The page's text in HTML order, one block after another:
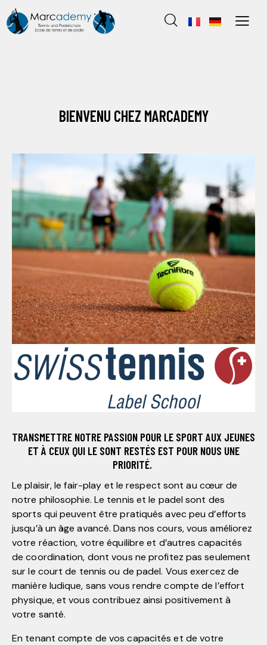
BIENVENU CHEZ MARCADEMY
TRANSMETTRE NOTRE PASSION POUR LE SPORT AUX JEUNES
ET À CEUX QUI LE SONT RESTÉS EST POUR NOUS UNE
PRIORITÉ.
Le plaisir, le fair-play et le respect sont au cœur de
notre philosophie. Le tennis et le padel sont des
sports qui peuvent être pratiqués avec peu d’efforts
jusqu’à un âge avancé. Dans nos cours, vous améliorez
votre réaction, votre équilibre et d’autres capacités
de coordination, dont vous ne profitez pas seulement
sur le court de tennis ou de padel. Vous exercez de
manière ludique, sans vous rendre compte de l’effort
physique, et vous contribuez ainsi positivement à
votre santé.
En tenant compte de vos capacités et de votre